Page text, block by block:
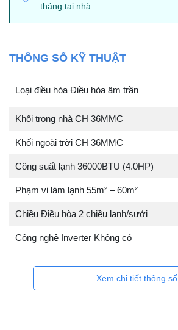
tháng tại nhà
THÔNG SỐ KỸ THUẬT
Loại điều hòa Điều hòa âm trần
Khối trong nhà CH 36MMC
Khối ngoài trời CH 36MMC
Công suất lạnh 36000BTU (4.0HP)
Phạm vi làm lạnh 55m² – 60m²
Chiều Điều hòa 2 chiều lạnh/sưởi
Công nghệ Inverter Không có
Xem chi tiết thông số